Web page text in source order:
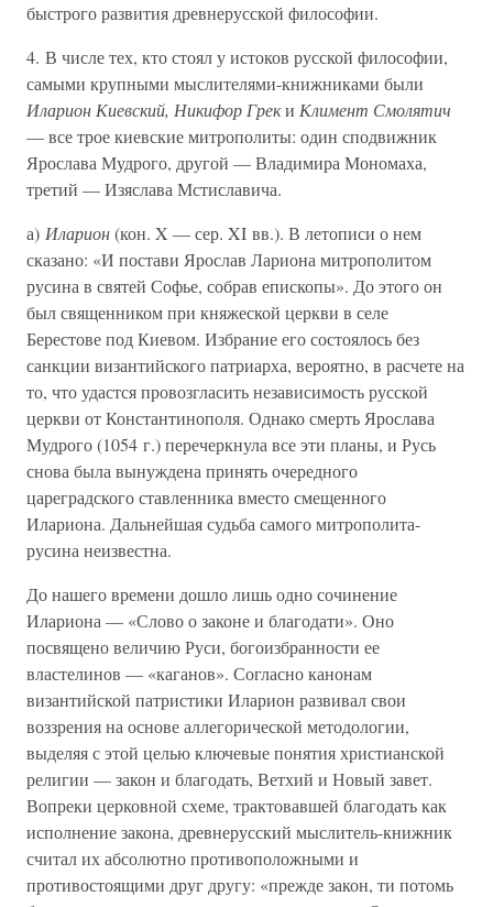
быстрого развития древнерусской философии.
4. В числе тех, кто стоял у истоков русской философии,
самыми крупными мыслителями-книжниками были
Иларион Киевский, Никифор Греки Климент Смолятич
— все трое киевские митрополиты: один сподвижник
Ярослава Мудрого, другой — Владимира Мономаха,
третий — Изяслава Мстиславича.
а) Иларион(кон. X — сер. XI вв.). В летописи о нем
сказано: «И постави Ярослав Лариона митрополитом
русина в святей Софье, собрав епископы». До этого он
был священником при княжеской церкви в селе
Берестове под Киевом. Избрание его состоялось без
санкции византийского патриарха, вероятно, в расчете на
то, что удастся провозгласить независимость русской
церкви от Константинополя. Однако смерть Ярослава
Мудрого (1054 г.) перечеркнула все эти планы, и Русь
снова была вынуждена принять очередного
цареградского ставленника вместо смещенного
Илариона. Дальнейшая судьба самого митрополита-
русина неизвестна.
До нашего времени дошло лишь одно сочинение
Илариона — «Слово о законе и благодати». Оно
посвящено величию Руси, богоизбранности ее
властелинов — «каганов». Согласно канонам
византийской патристики Иларион развивал свои
воззрения на основе аллегорической методологии,
выделяя с этой целью ключевые понятия христианской
религии — закон и благодать, Ветхий и Новый завет.
Вопреки церковной схеме, трактовавшей благодать как
исполнение закона, древнерусский мыслитель-книжник
считал их абсолютно противоположными и
противостоящими друг другу: «прежде закон, ти потомь